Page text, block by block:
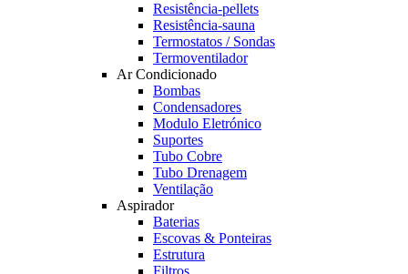
Resistência-pellets
Resistência-sauna
Termostatos / Sondas
Termoventilador
Ar Condicionado
Bombas
Condensadores
Modulo Eletrónico
Suportes
Tubo Cobre
Tubo Drenagem
Ventilação
Aspirador
Baterias
Escovas & Ponteiras
Estrutura
Filtros